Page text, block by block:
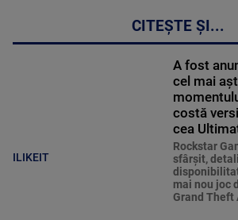
CITEȘTE ȘI...
ILIKEIT
A fost
cel mai
costă
cea
Rockstar
sfârşit,
mai nou joc
Grand Theft